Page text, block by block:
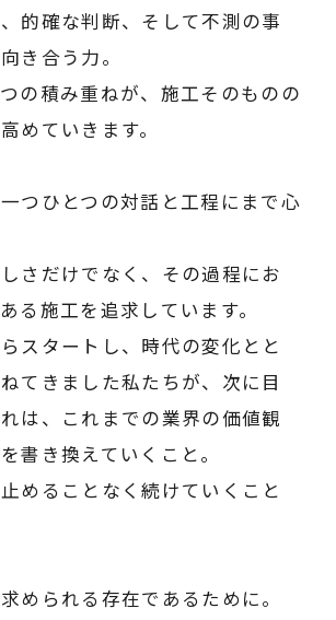
的確な判断、そして不測の事
き合う力。
の積み重ねが、施工そのものの
めていきます。
つひとつの対話と工程にまで心
さだけでなく、その過程にお
る施工を追求しています。
スタートし、時代の変化とと
てきました私たちが、次に目
は、これまでの業界の価値観
書き換えていくこと。
めることなく続けていくこと
められる存在であるために。